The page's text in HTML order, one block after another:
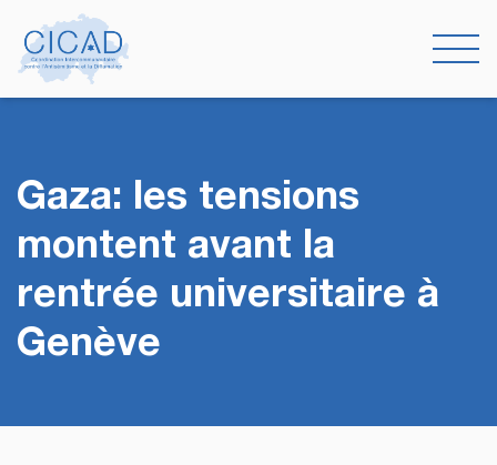
Gaza: les tensions
montent avant la
rentrée universitaire à
Genève